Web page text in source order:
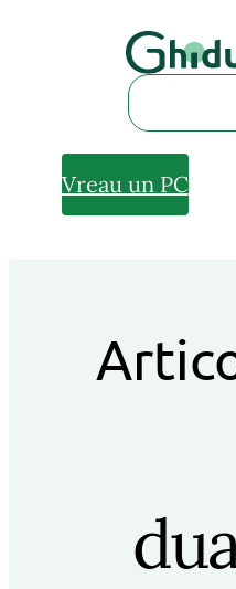
Vreau un PC